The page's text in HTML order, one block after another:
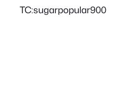
TC:sugarpopular900